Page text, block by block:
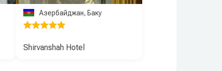
Азербайджан, Баку
Shirvanshah Hotel